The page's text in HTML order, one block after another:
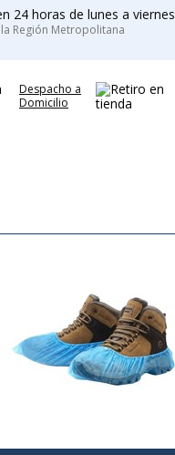
24 horas de lunes a viernes
Región Metropolitana
Despacho a
Domicilio